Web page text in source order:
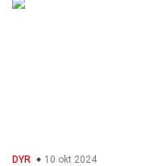
DYR 10 okt 2024